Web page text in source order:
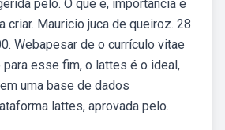
pelo. O que é, importância e
criar. Mauricio juca de queiroz. 28
Webapesar de o currículo vitae
esse fim, o lattes é o ideal,
uma base de dados
lattes, aprovada pelo.